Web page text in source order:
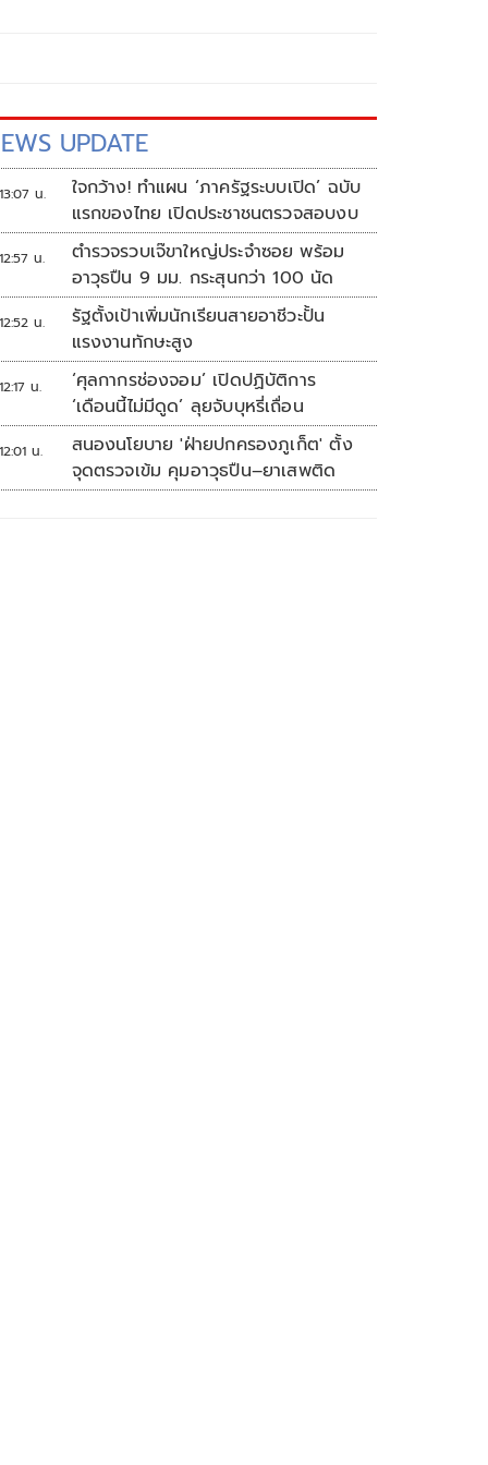
UPDATE
น.
ใจกว้าง! ทำแผน ‘ภาครัฐระบบเปิด’ ฉบับ
แรกของไทย เปิดประชาชนตรวจสอบงบ
น.
ตำรวจรวบเจ๊ขาใหญ่ประจำซอย พร้อม
อาวุธปืน 9 มม. กระสุนกว่า 100 นัด
น.
รัฐตั้งเป้าเพิ่มนักเรียนสายอาชีวะปั้น
แรงงานทักษะสูง
น.
‘ศุลกากรช่องจอม’ เปิดปฏิบัติการ
‘เดือนนี้ไม่มีดูด’ ลุยจับบุหรี่เถื่อน
น.
สนองนโยบาย 'ฝ่ายปกครองภูเก็ต' ตั้ง
จุดตรวจเข้ม คุมอาวุธปืน–ยาเสพติด